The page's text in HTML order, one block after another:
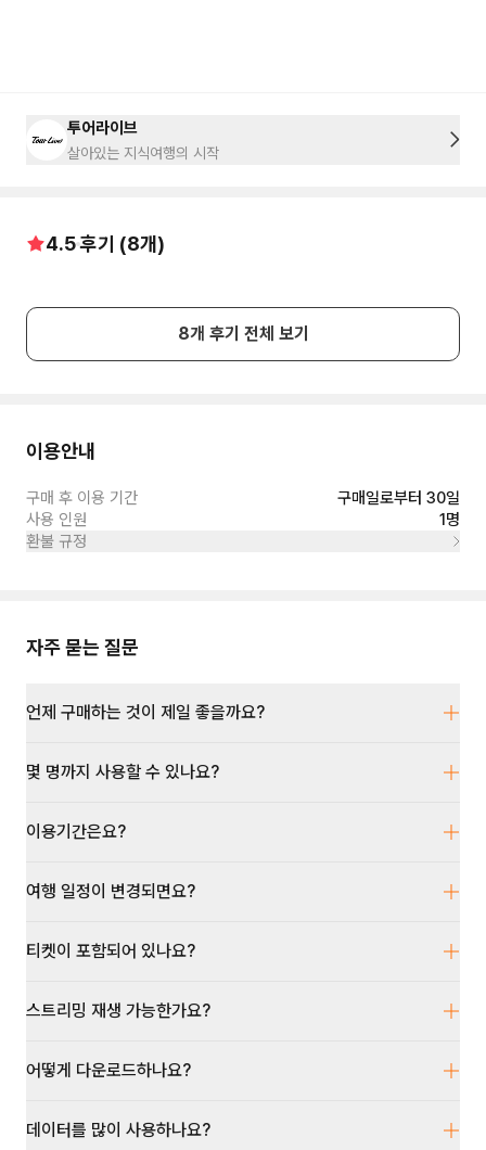
투어라이브
살아있는 지식여행의 시작
4.5후기 (8개)
8개 후기 전체 보기
이용안내
구매 후 이용 기간
구매일로부터 30일
사용 인원
1명
환불 규정
자주 묻는 질문
언제 구매하는 것이 제일 좋을까요?
몇 명까지 사용할 수 있나요?
이용기간은요?
여행 일정이 변경되면요?
티켓이 포함되어 있나요?
스트리밍 재생 가능한가요?
어떻게 다운로드하나요?
데이터를 많이 사용하나요?